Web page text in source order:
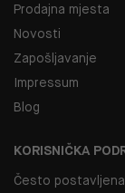
Prodajna mjesta
Novosti
Zapošljavanje
Impressum
Blog
KORISNIČKA
Često postavljena